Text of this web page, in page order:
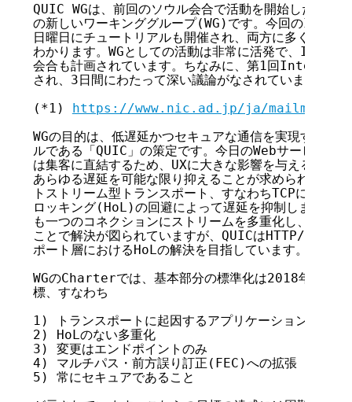
QUIC WGは、前回のソウル会合で活動を開始した(*1)
の新しいワーキンググループ(WG)です。今回のIETFで
日曜日にチュートリアルも開催され、両方に多くの参
わかります。WGとしての活動は非常に活発で、IETF
会合も計画されています。ちなみに、第1回Interimは
され、3日間にわたって深い議論がなされています。
(*1) https://www.nic.ad.jp/ja/
WGの目的は、低遅延かつセキュアな通信を実現するト
ルである「QUIC」の策定です。今日のWebサービスで
は集客に直結するため、UXに大きな影響を与える、ネ
あらゆる遅延を可能な限り抑えることが求められてい
トストリーム型トランスポート、すなわちTCPに起因
ロッキング(HoL)の回避によって遅延を抑制します。
も一つのコネクションにストリームを多重化し、スト
ことで解決が図られていますが、QUICはHTTP/2では
ポート層におけるHoLの解決を目指しています。
WGのCharterでは、基本部分の標準化は2018年で完了
標、すなわち
1) トランスポートに起因するアプリケーションの遅延
2) HoLのない多重化
3) 変更はエンドポイントのみ
4) マルチパス・前方誤り訂正(FEC)への拡張
5) 常にセキュアであること